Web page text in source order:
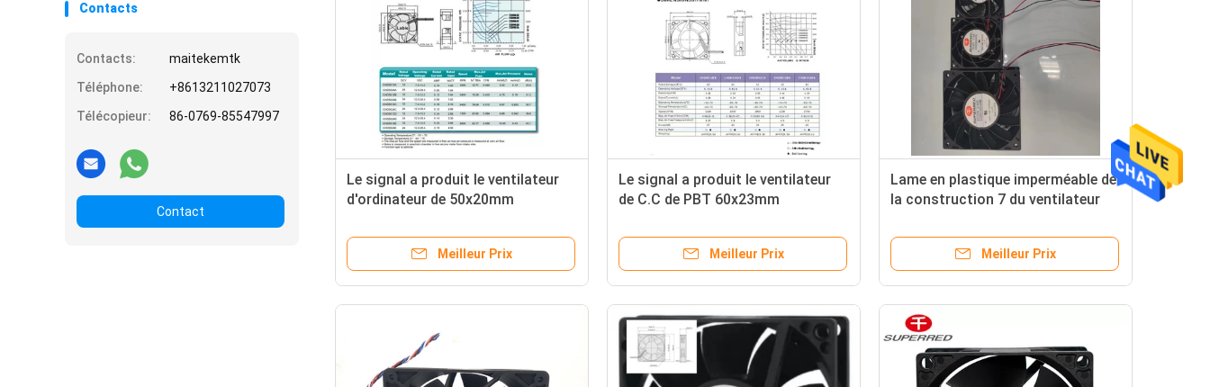
Contacts
Contacts:
maitekemtk
Téléphone:
+8613211027073
Télécopieur:
86-0769-85547997
Contact
Le signal a produit le ventilateur
d'ordinateur de 50x20mm
Meilleur Prix
Le signal a produit le ventilateur
de C.C de PBT 60x23mm
Meilleur Prix
Lame en plastique imperméable de
la construction 7 du ventilateur
Meilleur Prix